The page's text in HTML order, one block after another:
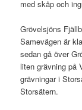
med skåp och
Grövelsjöns
Samevägen är
sedan gå över
liten grävning på
grävningar i
Storsätern.